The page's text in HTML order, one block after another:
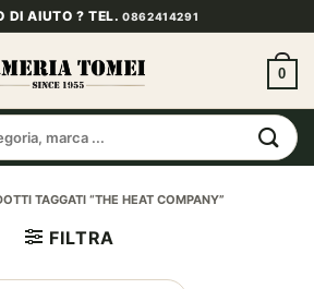
DI AIUTO ? TEL.0862414291
0
TAGGATI “THE HEAT COMPANY”
FILTRA